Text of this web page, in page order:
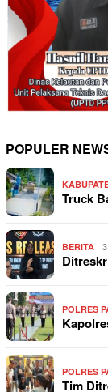
POPULER
Truck
BERITA
POLRES
POLRES
Tim